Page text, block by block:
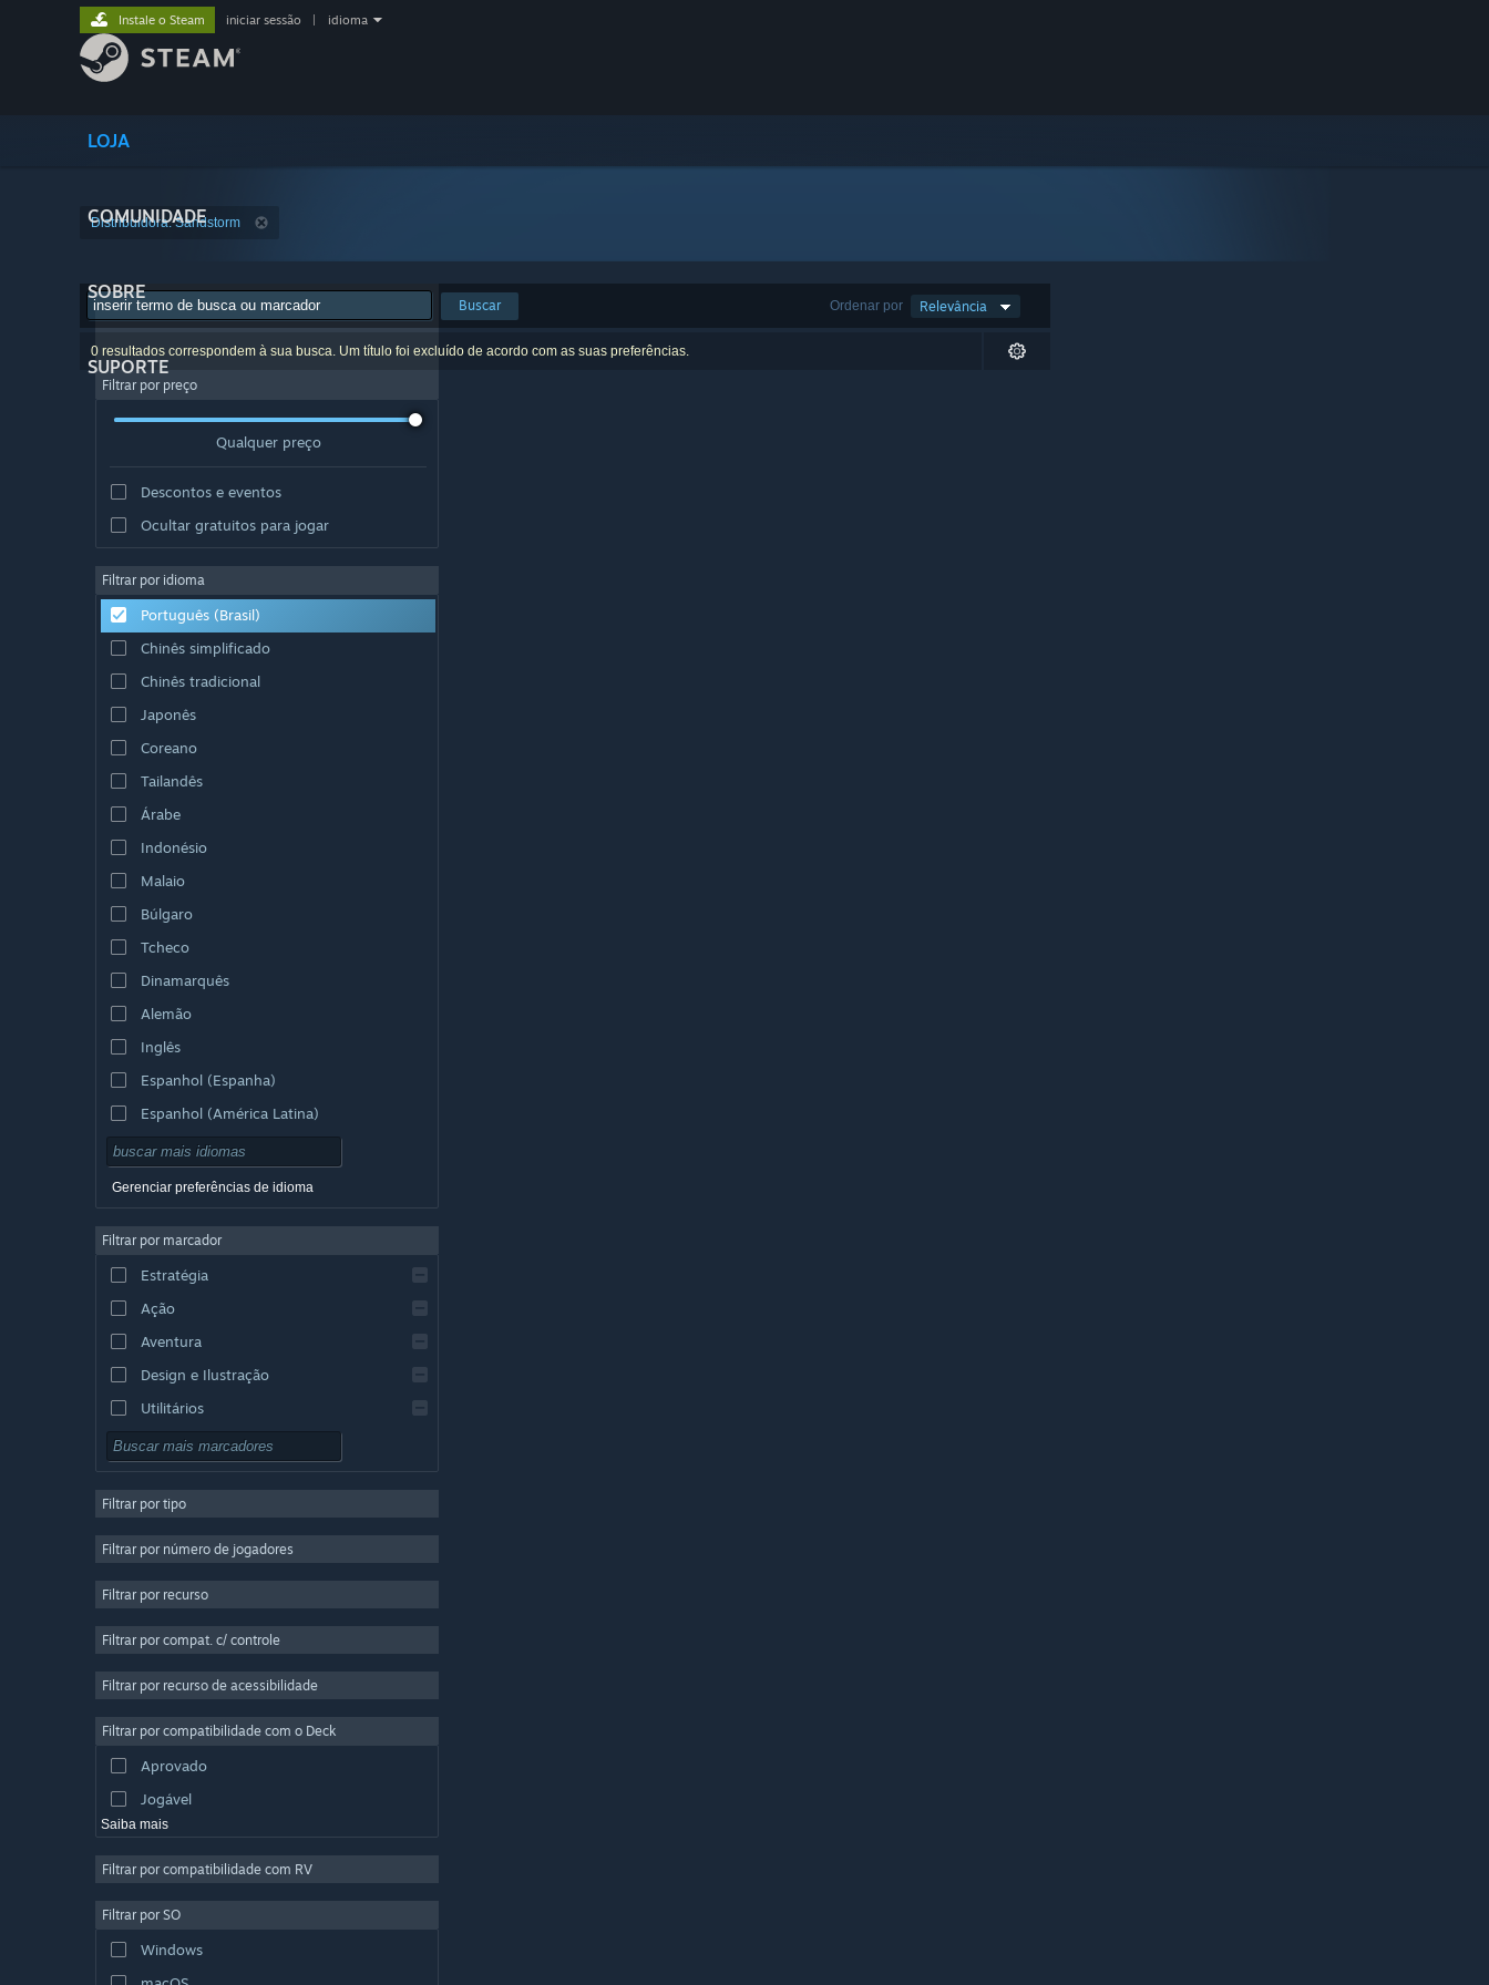
LOJA
COMUNIDADE
SOBRE
SUPORTE
Instale o Steam iniciar sessão idioma
Distribuidora: Sandstorm
Ordenar por Relevância
Buscar
0 resultados correspondem à sua busca. Um título foi excluído de acordo com as suas preferências.
Filtrar por preço
Qualquer preço
Descontos e eventos
Ocultar gratuitos para jogar
Filtrar por idioma
Português (Brasil)
Chinês simplificado
Chinês tradicional
Japonês
Coreano
Tailandês
Árabe
Indonésio
Malaio
Búlgaro
Tcheco
Dinamarquês
Alemão
Inglês
Espanhol (Espanha)
Espanhol (América Latina)
Gerenciar preferências de idioma
Filtrar por marcador
Estratégia
Ação
Aventura
Design e Ilustração
Utilitários
Gratuito para Jogar
Multijogador Massivo
Casual
Simulação
Produção de Vídeo
Edição de Fotos
Filtrar por tipo
Filtrar por número de jogadores
Filtrar por recurso
Filtrar por compat. c/ controle
Filtrar por recurso de acessibilidade
Filtrar por compatibilidade com o Deck
Aprovado
Jogável
Saiba mais
Filtrar por compatibilidade com RV
Filtrar por SO
Windows